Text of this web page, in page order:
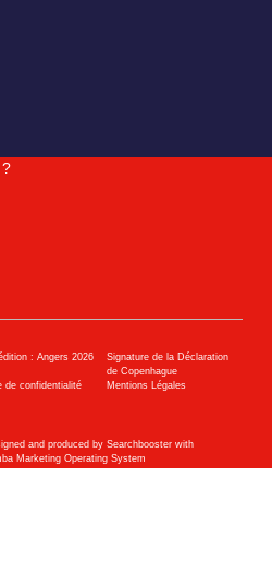
: Angers 2026
Signature de la Déclaration
de Copenhague
de confidentialité
Mentions Légales
and produced by Searchbooster with
Marketing Operating System